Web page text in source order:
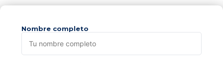
Nombre completo